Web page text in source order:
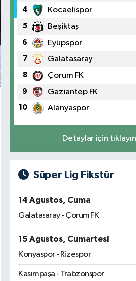
4 Kocaelispor
5 Beşiktaş
6 Eyüpspor
7 Galatasaray
8 Çorum FK
9 Gaziantep FK
10 Alanyaspor
Detaylar için tıklayın
Süper Lig Fikstür
14 Ağustos, Cuma
Galatasaray - Çorum FK
15 Ağustos, Cumartesi
Konyaspor - Rizespor
Kasımpaşa - Trabzonspor